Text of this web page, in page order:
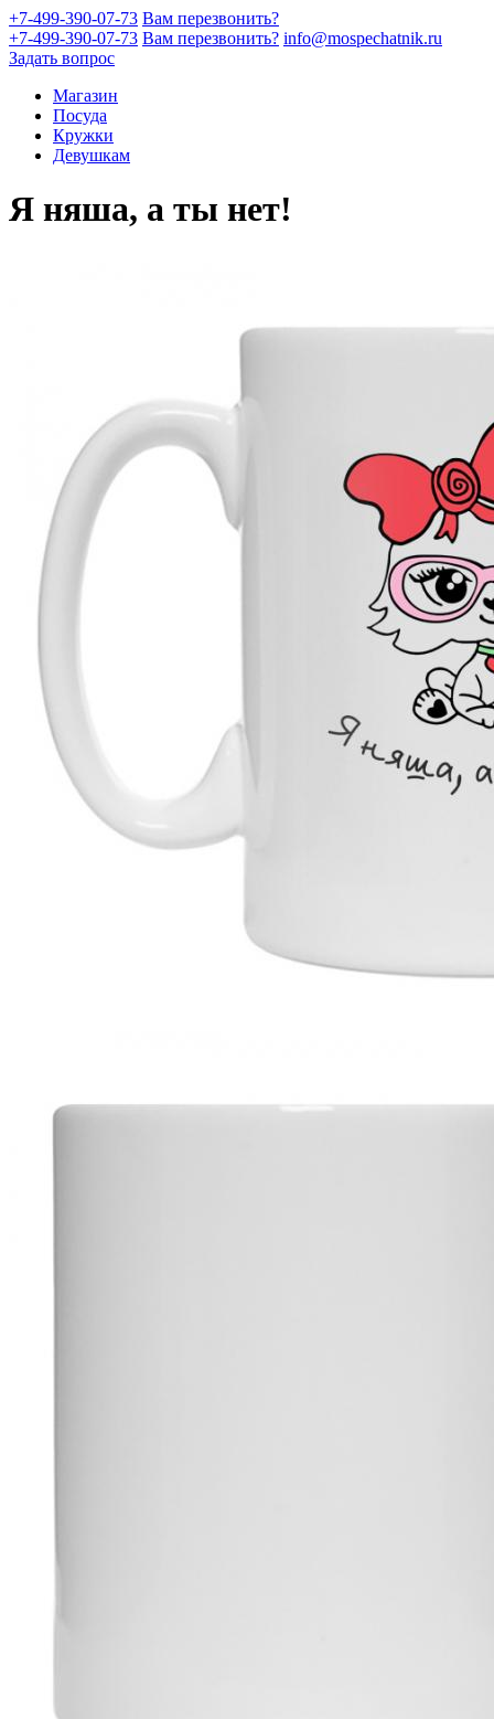
+7-499-390-07-73 Вам перезвонить?
+7-499-390-07-73 Вам перезвонить? info@mospechatnik.ru
Задать вопрос
Магазин
Посуда
Кружки
Девушкам
Я няша, а ты нет!